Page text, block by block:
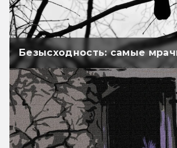
Безысходность: самые